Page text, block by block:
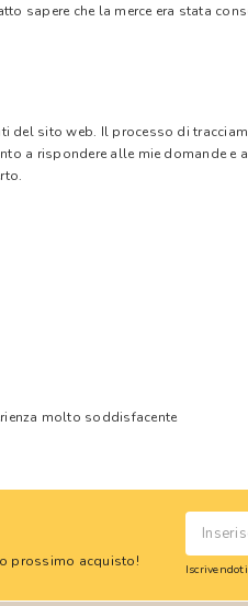
sapere che la merce era stata
del sito web. Il processo di
a rispondere alle mie domande
molto soddisfacente
prossimo acquisto!